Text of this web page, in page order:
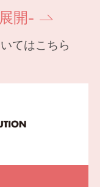
開-
てはこちら